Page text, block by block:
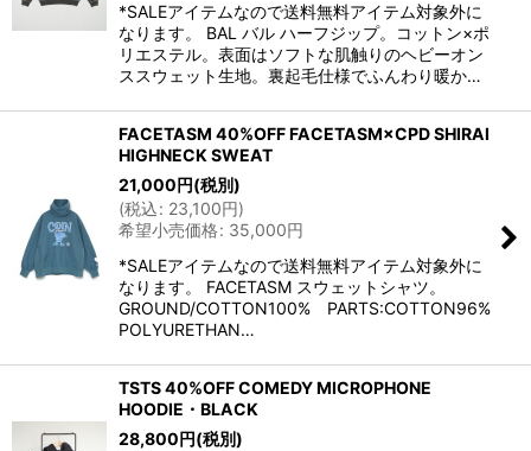
*SALEアイテムなので送料無料アイテム対象外に
なります。 BAL バル ハーフジップ。コットン×ポ
リエステル。表面はソフトな肌触りのヘビーオン
ススウェット生地。裏起毛仕様でふんわり暖か…
FACETASM 40%OFF FACETASM×CPD SHIRAI
HIGHNECK SWEAT
21,000円(税別)
(税込: 23,100円)
希望小売価格: 35,000円
*SALEアイテムなので送料無料アイテム対象外に
なります。 FACETASM スウェットシャツ。
GROUND/COTTON100% PARTS:COTTON96%
POLYURETHAN…
TSTS 40%OFF COMEDY MICROPHONE
HOODIE・BLACK
28,800円(税別)